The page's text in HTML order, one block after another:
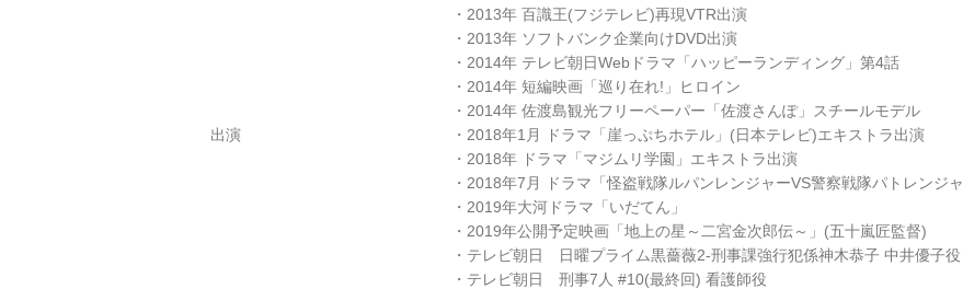
出演
・2013年 百識王(フジテレビ)再現VTR出演
・2013年 ソフトバンク企業向けDVD出演
・2014年 テレビ朝日Webドラマ「ハッピーランディング」第4話
・2014年 短編映画「巡り在れ!」ヒロイン
・2014年 佐渡島観光フリーペーパー「佐渡さんぽ」スチールモデル
・2018年1月 ドラマ「崖っぷちホテル」(日本テレビ)エキストラ出演
・2018年 ドラマ「マジムリ学園」エキストラ出演
・2018年7月 ドラマ「怪盗戦隊ルパンレンジャーVS警察戦隊パトレンジ
・2019年大河ドラマ「いだてん」
・2019年公開予定映画「地上の星～二宮金次郎伝～」(五十嵐匠監督)
・テレビ朝日 日曜プライム黒薔薇2-刑事課強行犯係神木恭子 中井優子役
・テレビ朝日 刑事7人 #10(最終回) 看護師役